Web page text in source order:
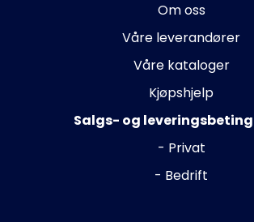
Om oss
Våre leverandører
Våre kataloger
Kjøpshjelp
Salgs- og
- Privat
- Bedrift